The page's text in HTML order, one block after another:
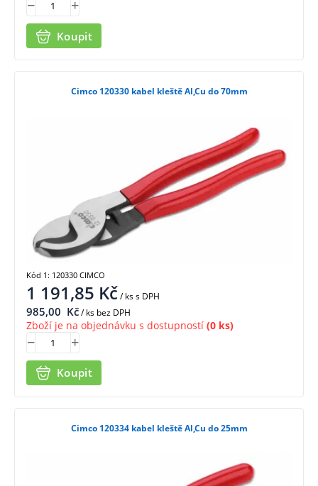
Koupit
Cimco 120330 kabel kleště Al,Cu do 70mm
1 191,85 Kč/ kss DPH
985,00 Kč/ ks bez DPH
Zboží je na objednávku s dostupností (0 ks)
Koupit
Kód 1: 120330 CIMCO
Cimco 120334 kabel kleště Al,Cu do 25mm